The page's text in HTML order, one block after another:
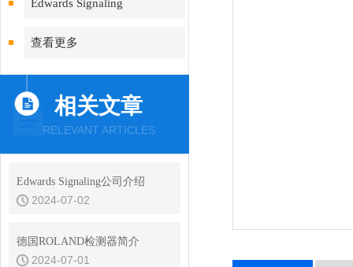
Edwards Signaling
查看更多
相关文章
RELEVANT ARTICLES
Edwards Signaling公司介绍
2024-07-02
德国ROLAND检测器简介
2024-07-01